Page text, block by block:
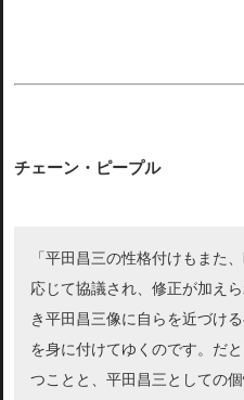
チェーン・ピープル
「平田昌三の性格付けもまた
応じて協議され、修正が加え
き平田昌三像に自らを近づけ
を身に付けてゆくのです。だ
つことと、平田昌三としての